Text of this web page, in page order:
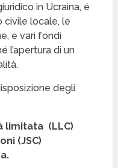
in Ucraina, é
civile locale, le
e vari fondi
l’apertura di un
degli
limitata (LLC)
(JSC)